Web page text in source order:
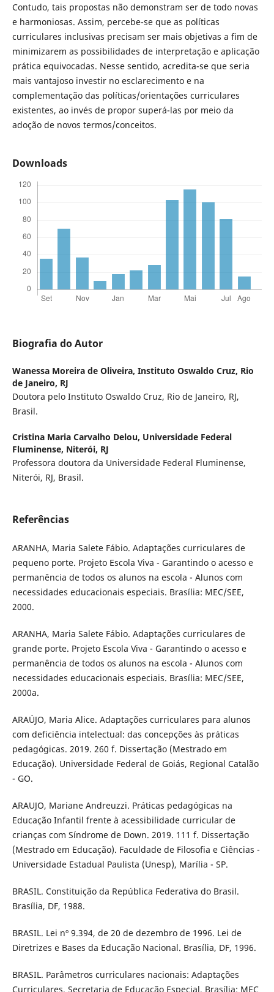
Contudo, tais propostas não demonstram ser de todo novas
e harmoniosas. Assim, percebe-se que as políticas
curriculares inclusivas precisam ser mais objetivas a fim de
minimizarem as possibilidades de interpretação e aplicação
prática equivocadas. Nesse sentido, acredita-se que seria
mais vantajoso investir no esclarecimento e na
complementação das políticas/orientações curriculares
existentes, ao invés de propor superá-las por meio da
adoção de novos termos/conceitos.
Downloads
Biografia do Autor
Wanessa Moreira de Oliveira, Instituto Oswaldo Cruz, Rio
de Janeiro, RJ
Doutora pelo Instituto Oswaldo Cruz, Rio de Janeiro, RJ,
Brasil.
Cristina Maria Carvalho Delou, Universidade Federal
Fluminense, Niterói, RJ
Professora doutora da Universidade Federal Fluminense,
Niterói, RJ, Brasil.
Referências
ARANHA, Maria Salete Fábio. Adaptações curriculares de
pequeno porte. Projeto Escola Viva - Garantindo o acesso e
permanência de todos os alunos na escola - Alunos com
necessidades educacionais especiais. Brasília: MEC/SEE,
2000.
ARANHA, Maria Salete Fábio. Adaptações curriculares de
grande porte. Projeto Escola Viva - Garantindo o acesso e
permanência de todos os alunos na escola - Alunos com
necessidades educacionais especiais. Brasília: MEC/SEE,
2000a.
ARAÚJO, Maria Alice. Adaptações curriculares para alunos
com deficiência intelectual: das concepções às práticas
pedagógicas. 2019. 260 f. Dissertação (Mestrado em
Educação). Universidade Federal de Goiás, Regional Catalão
- GO.
ARAUJO, Mariane Andreuzzi. Práticas pedagógicas na
Educação Infantil frente à acessibilidade curricular de
crianças com Síndrome de Down. 2019. 111 f. Dissertação
(Mestrado em Educação). Faculdade de Filosofia e Ciências -
Universidade Estadual Paulista (Unesp), Marília - SP.
BRASIL. Constituição da República Federativa do Brasil.
Brasília, DF, 1988.
BRASIL. Lei nº 9.394, de 20 de dezembro de 1996. Lei de
Diretrizes e Bases da Educação Nacional. Brasília, DF, 1996.
BRASIL. Parâmetros curriculares nacionais: Adaptações
Curriculares. Secretaria de Educação Especial, Brasília: MEC